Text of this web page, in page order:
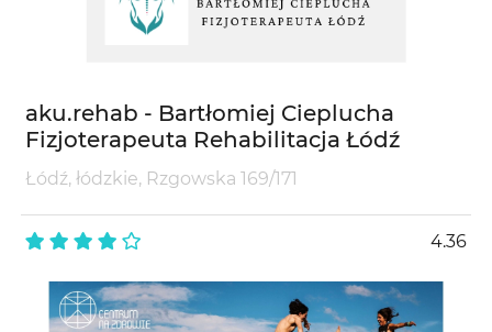
aku.rehab - Bartłomiej Cieplucha
Fizjoterapeuta Rehabilitacja Łódź
Łódź, łódzkie, Rzgowska 169/171
4.36